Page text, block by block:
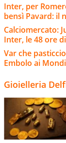
Inter, per
bensì Pavard: il
Calciomercato:
Inter, le 48 ore
Var che
Embolo ai
Gioielleria